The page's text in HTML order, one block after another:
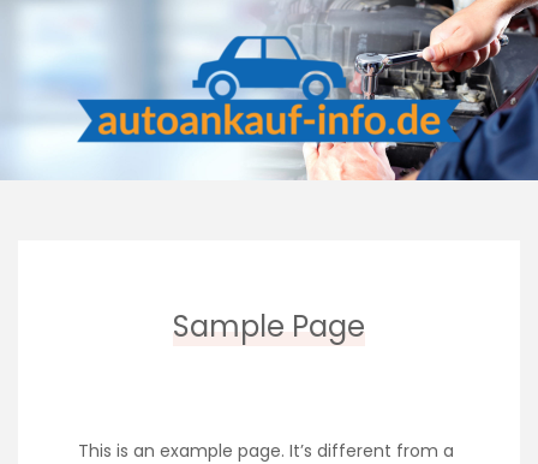
Skip
content
Sample Page
This is an example page. It’s different from a